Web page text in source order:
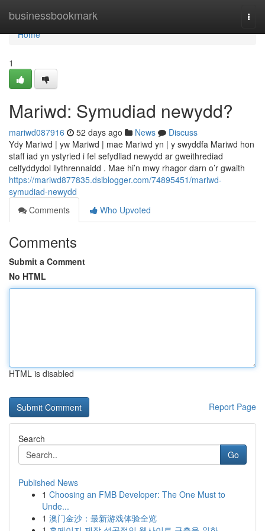
businessbookmark
Home
Home
1
Mariwd: Symudiad newydd?
mariwd087916 52 days ago News
Discuss
Ydy Mariwd | yw Mariwd | mae Mariwd yn | y swyddfa Mariwd hon
staff iad yn ystyried i fel sefydliad newydd ar gweithrediad
celfyddydol llythrennaidd . Mae hi’n mwy rhagor darn o’r gwaith
https://mariwd877835.dsiblogger.com/74895451/mariwd-
symudiad-newydd
Comments
Who Upvoted
Comments
Submit a Comment
No HTML
HTML is disabled
Report Page
Search
Go
Published News
1 Choosing an FMB Developer: The One Must to
Unde...
1 澳门金沙：最新游戏体验全览